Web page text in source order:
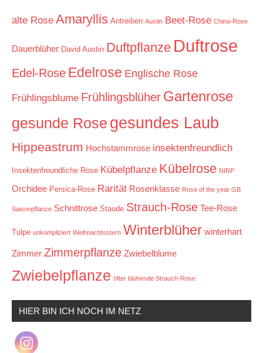
alte Rose Amaryllis Antreiben Austin Beet-Rose China-Rose
Dauerblüher David Austin Duftpflanze Duftrose
Edel-Rose Edelrose Englische Rose
Frühlingsblume Frühlingsblüher Gartenrose
gesunde Rose gesundes Laub
Hippeastrum Hochstammrose insektenfreundlich
Insektenfreundliche Rose Kübelpflanze Kübelrose NIRP
Orchidee Persica-Rose Rarität Rosenklasse Rose of the year GB
Saisonpflanze Schnittrose Staude Strauch-Rose Tee-Rose
Tulpe unkompliziert Weihnachtsstern Winterblüher winterhart
Zimmer Zimmerpflanze Zwiebelblume
Zwiebelpflanze öfter blühende Strauch-Rose
HIER BIN ICH NOCH IM NETZ